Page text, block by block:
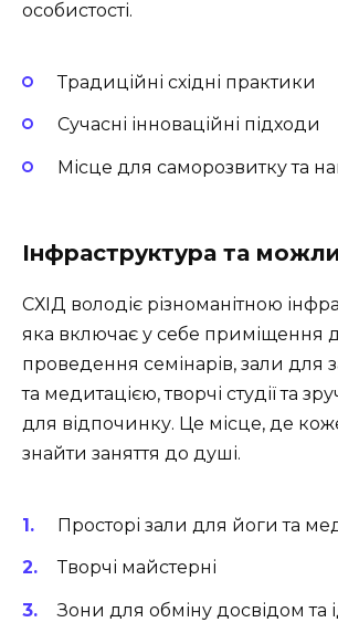
особистості.
Традиційні східні практики
Сучасні інноваційні підходи
Місце для саморозвитку та
Інфраструктура та
СХІД володіє різноманітною
яка включає у себе приміщення
проведення семінарів, зали для
та медитацією, творчі студії та
для відпочинку. Це місце, де
знайти заняття до душі.
Просторі зали для йоги та
Творчі майстерні
Зони для обміну досвідом та